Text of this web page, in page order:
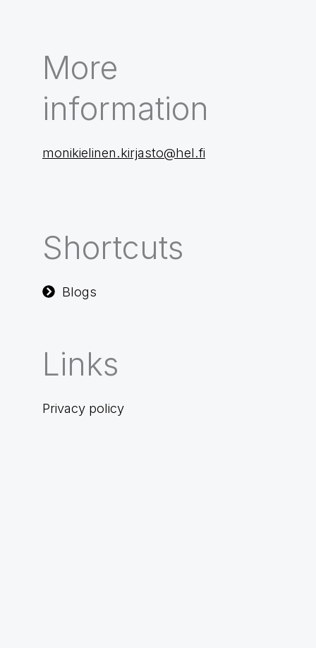
More
information
monikielinen.kirjasto@hel.fi
Shortcuts
Blogs
Links
Privacy policy